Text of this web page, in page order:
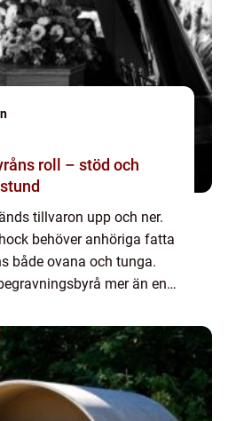
roll – stöd och
tillvaron upp och ner.
behöver anhöriga fatta
både ovana och tunga.
mer än en